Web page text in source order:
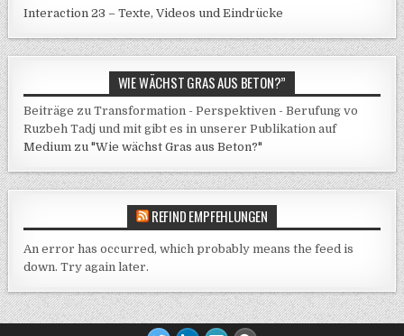
Interaction 23 – Texte, Videos und Eindrücke
WIE WÄCHST GRAS AUS BETON?”
Beiträge zu Transformation - Perspektiven - Berufung vo
Ruzbeh Tadj und mit gibt es in unserer Publikation auf
Medium zu "Wie wächst Gras aus Beton?"
REFIND EMPFEHLUNGEN
An error has occurred, which probably means the feed is
down. Try again later.